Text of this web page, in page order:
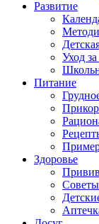
Развитие
Уход
Питание
Здоровье
Советы